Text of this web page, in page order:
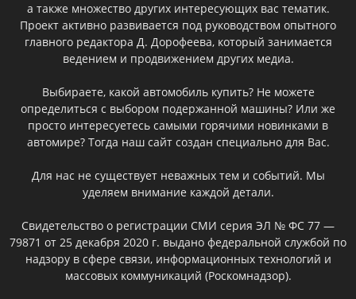
а также множество других интересующих вас тематик.
Проект активно развивается под руководством опытного
главного редактора Д. Дорофеева, который занимается
ведением и продвижением других медиа.
Выбираете, какой автомобиль купить? Не можете
определиться с выбором подержанной машины? Или же
просто интересуетесь самыми горячими новинками в
автомире? Тогда наш сайт создан специально для Вас.
Для нас не существует неважных тем и событий. Мы
уделяем внимание каждой детали.
Свидетельство о регистрации СМИ серия ЭЛ № ФС 77 —
79871 от 25 декабря 2020 г. выдано федеральной службой по
надзору в сфере связи, информационных технологий и
массовых коммуникаций (Роскомнадзор).